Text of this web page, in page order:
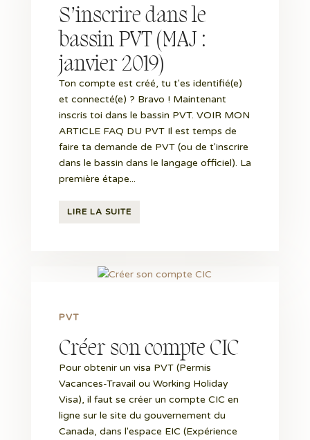
S’inscrire dans le
bassin PVT (MAJ :
janvier 2019)
Ton compte est créé, tu t'es identifié(e)
et connecté(e) ? Bravo ! Maintenant
inscris toi dans le bassin PVT. VOIR MON
ARTICLE FAQ DU PVT Il est temps de
faire ta demande de PVT (ou de t'inscrire
dans le bassin dans le langage officiel). La
première étape...
LIRE LA SUITE
Créer son compte CIC
PVT
Pour obtenir un visa PVT (Permis
Vacances-Travail ou Working Holiday
Visa), il faut se créer un compte CIC en
ligne sur le site du gouvernement du
Canada, dans l'espace EIC (Expérience